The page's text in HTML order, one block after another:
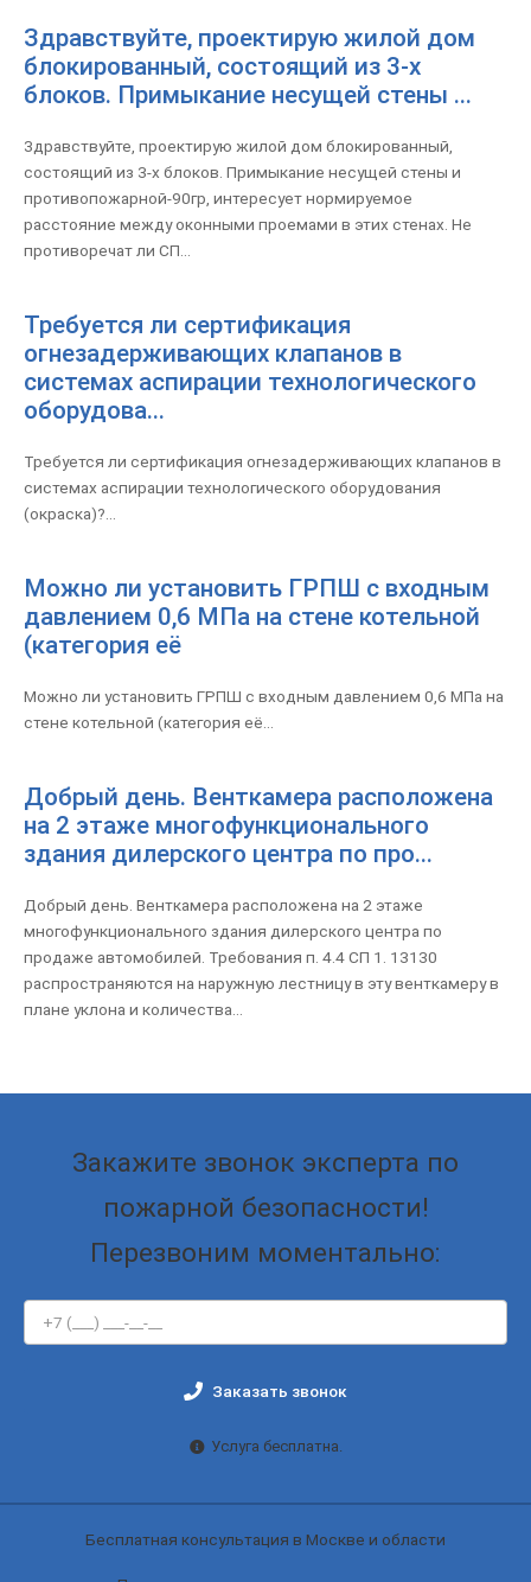
Здравствуйте, проектирую жилой дом
блокированный, состоящий из 3-х
блоков. Примыкание несущей стены ...
Здравствуйте, проектирую жилой дом блокированный,
состоящий из 3-х блоков. Примыкание несущей стены и
противопожарной-90гр, интересует нормируемое
расстояние между оконными проемами в этих стенах. Не
противоречат ли СП...
Требуется ли сертификация
огнезадерживающих клапанов в
системах аспирации технологического
оборудова...
Требуется ли сертификация огнезадерживающих клапанов в
системах аспирации технологического оборудования
(окраска)?...
Можно ли установить ГРПШ с входным
давлением 0,6 МПа на стене котельной
(категория её
Можно ли установить ГРПШ с входным давлением 0,6 МПа на
стене котельной (категория её...
Добрый день. Венткамера расположена
на 2 этаже многофункционального
здания дилерского центра по про...
Добрый день. Венткамера расположена на 2 этаже
многофункционального здания дилерского центра по
продаже автомобилей. Требования п. 4.4 СП 1. 13130
распространяются на наружную лестницу в эту венткамеру в
плане уклона и количества...
Закажите звонок эксперта по
пожарной безопасности!
Перезвоним моментально:
Заказать звонок
Услуга бесплатна.
Бесплатная консультация в Москве и области